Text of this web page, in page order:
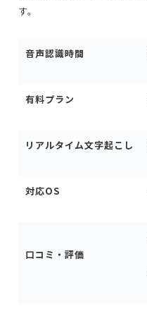
す。
音声認識時間
有料プラン
リアルタイム文字起こし
対応OS
口コミ・評価